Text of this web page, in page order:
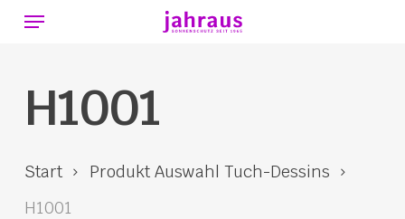
Skip
content
Menu
H1001
Start
Produkt Auswahl Tuch-Dessins
H1001